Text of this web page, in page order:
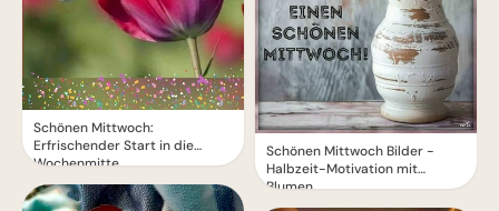
Schönen Mittwoch:
Erfrischender Start in die
Wochenmitte
Schönen Mittwoch Bilder -
Halbzeit-Motivation mit
Blumen